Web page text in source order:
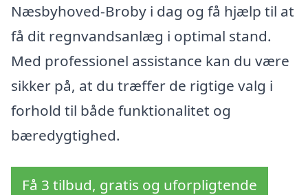
Næsbyhoved-Broby i dag og få hjælp til at
få dit regnvandsanlæg i optimal stand.
Med professionel assistance kan du være
sikker på, at du træffer de rigtige valg i
forhold til både funktionalitet og
bæredygtighed.
Få 3 tilbud, gratis og uforpligtende